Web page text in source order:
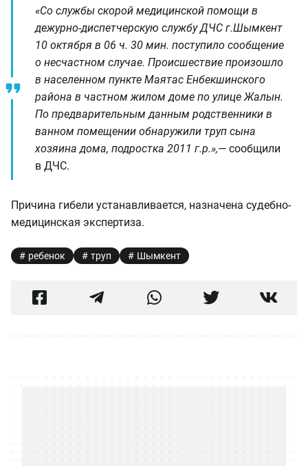
«Со службы скорой медицинской помощи в
дежурно-диспетчерскую службу ДЧС г.Шымкент
10 октября в 06 ч. 30 мин. поступило сообщение
о несчастном случае. Происшествие произошло
в населенном пункте Маятас Енбекшинского
района в частном жилом доме по улице Жалын.
По предварительным данным родственники в
ванном помещении обнаружили труп сына
хозяина дома, подростка 2011 г.р.»,— сообщили
в ДЧС.
Причина гибели устанавливается, назначена судебно-
медицинская экспертиза.
ребенок труп Шымкент